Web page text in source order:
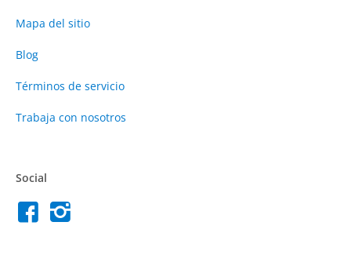
Mapa del sitio
Blog
Términos de servicio
Trabaja con nosotros
Social